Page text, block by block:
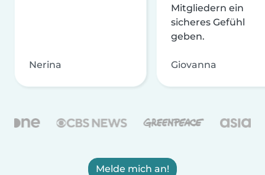
Nerina
Mitgliedern ein
sicheres Gefühl
geben.
Giovanna
Melde mich an!